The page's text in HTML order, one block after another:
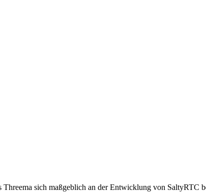
sich maßgeblich an der Entwicklung von SaltyRTC